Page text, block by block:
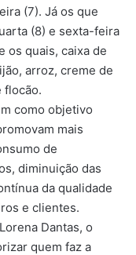
(7). Já os que
(8) e sexta-feira
os quais, caixa de
arroz, creme de
flocão.
como objetivo
mais
de
diminuição das
da qualidade
e clientes.
Dantas, o
quem faz a